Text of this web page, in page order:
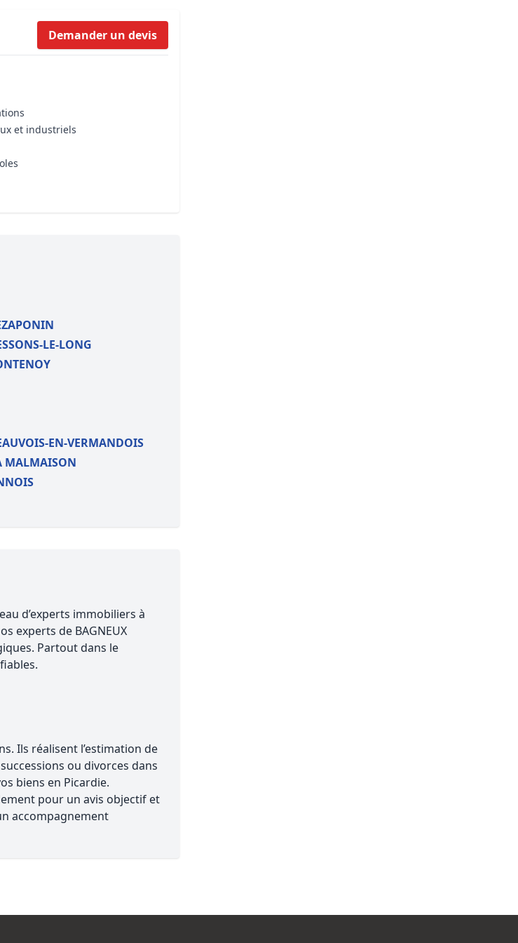
Formation règles d’urbanisme
Demander un devis
et industriels
LE-LONG
EN-VERMANDOIS
MALMAISON
d’experts immobiliers à
experts de BAGNEUX
Partout dans le
Ils réalisent l’estimation de
ou divorces dans
biens en Picardie.
pour un avis objectif et
accompagnement